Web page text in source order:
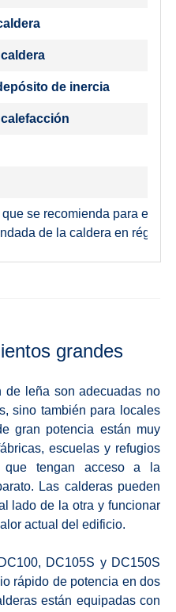
de inercia
se recomienda para el
de la caldera en
grandes
de leña son adecuadas no
sino también para locales
gran potencia están muy
escuelas y refugios
que tengan acceso a la
Las calderas pueden
lado de la otra y funcionar
actual del edificio.
DC105S y DC150S
rápido de potencia en dos
están equipadas con